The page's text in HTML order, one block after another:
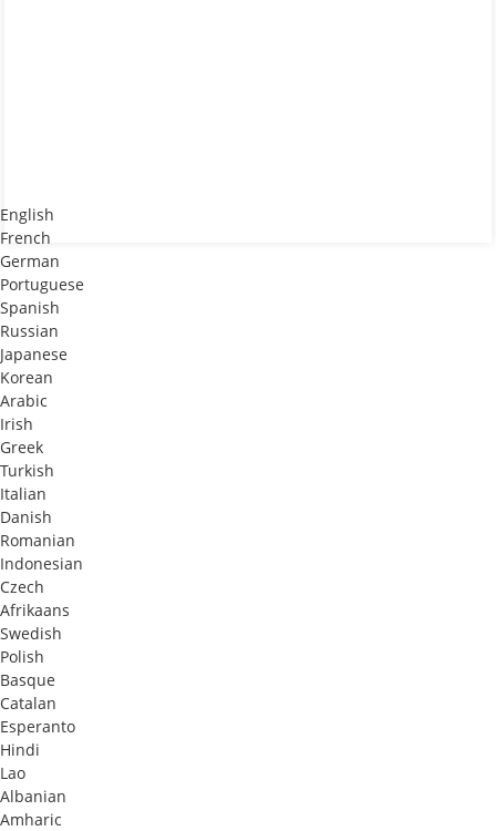
English
French
German
Portuguese
Spanish
Russian
Japanese
Korean
Arabic
Irish
Greek
Turkish
Italian
Danish
Romanian
Indonesian
Czech
Afrikaans
Swedish
Polish
Basque
Catalan
Esperanto
Hindi
Lao
Albanian
Amharic